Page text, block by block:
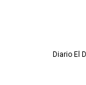
Diario El